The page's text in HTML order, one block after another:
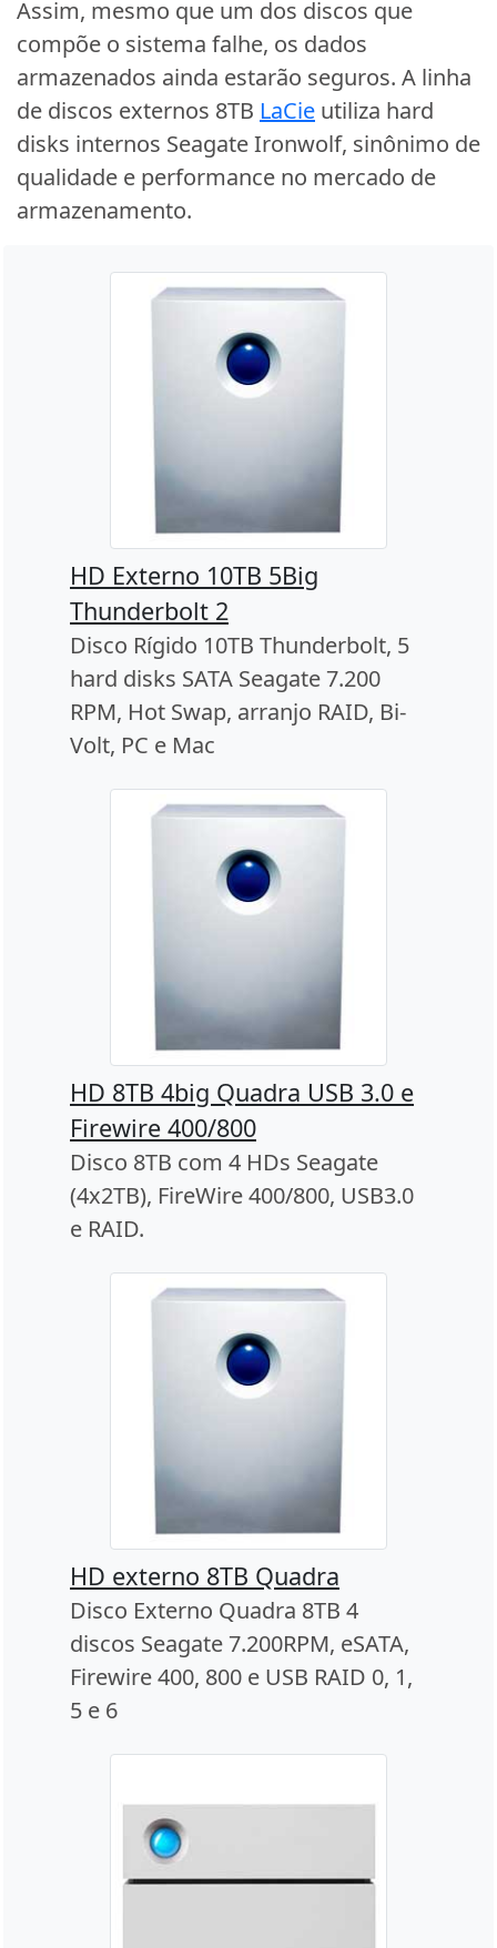
Assim, mesmo que um dos discos que
compõe o sistema falhe, os dados
armazenados ainda estarão seguros. A linha
de discos externos 8TB LaCie utiliza hard
disks internos Seagate Ironwolf, sinônimo de
qualidade e performance no mercado de
armazenamento.
HD Externo 10TB 5Big
Thunderbolt 2
Disco Rígido 10TB Thunderbolt, 5
hard disks SATA Seagate 7.200
RPM, Hot Swap, arranjo RAID, Bi-
Volt, PC e Mac
HD 8TB 4big Quadra USB 3.0 e
Firewire 400/800
Disco 8TB com 4 HDs Seagate
(4x2TB), FireWire 400/800, USB3.0
e RAID.
HD externo 8TB Quadra
Disco Externo Quadra 8TB 4
discos Seagate 7.200RPM, eSATA,
Firewire 400, 800 e USB RAID 0, 1,
5 e 6